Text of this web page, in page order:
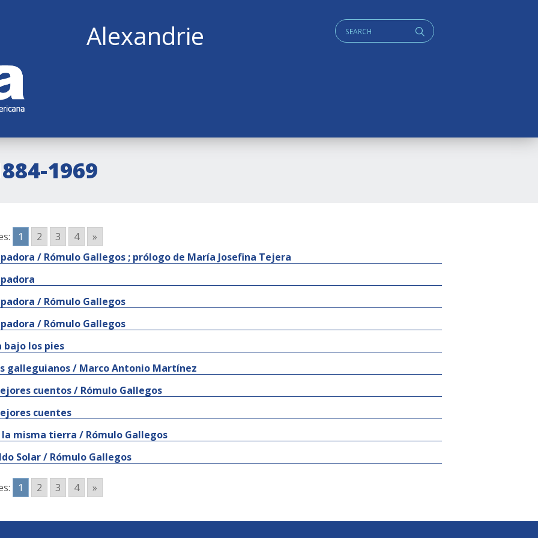
Alexandrie q
Cerca:
1969
1 2 3 4
»
/ Rómulo Gallegos ; prólogo de María Josefina Tejera
/ Rómulo Gallegos
/ Rómulo Gallegos
bajo los pies
galleguianos / Marco Antonio Martínez
cuentos / Rómulo Gallegos
cuentes
la misma tierra / Rómulo Gallegos
Solar / Rómulo Gallegos
1 2 3 4 »